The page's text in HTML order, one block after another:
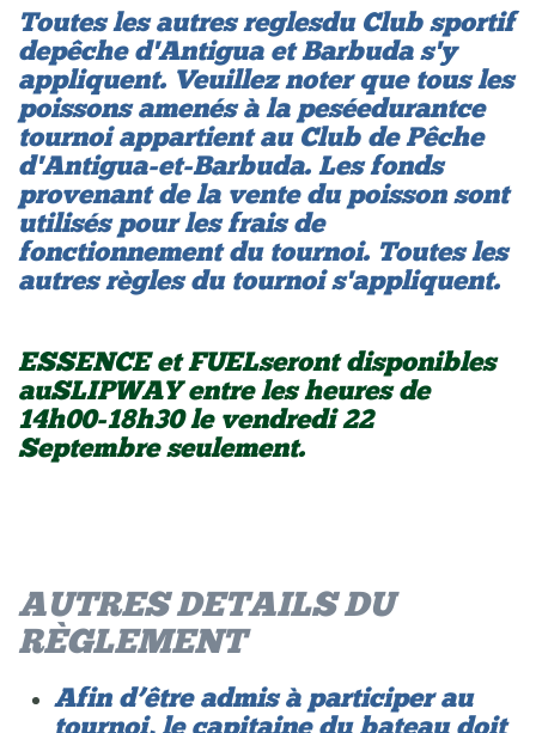
Toutes les autres regles du Club sportif
de pêche d'Antigua et Barbuda s'y
appliquent. Veuillez noter que tous les
poissons amenés à la pesée durant ce
tournoi appartient au Club de Pêche
d'Antigua-et-Barbuda. Les fonds
provenant de la vente du poisson sont
utilisés pour les frais de
fonctionnement du tournoi. Toutes les
autres règles du tournoi s'appliquent.
ESSENCE et FUEL seront disponibles
au SLIPWAY entre les heures de
14h00-18h30 le vendredi 22
Septembre seulement.
AUTRES DETAILS DU
RÈGLEMENT
Afin d’être admis à participer au